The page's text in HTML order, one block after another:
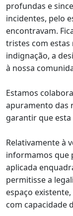
profundas e
incidentes, pelo
encontravam.
tristes com estas
indignação, a
à nossa
Estamos
apuramento das
garantir que
Relativamente à
informamos que
aplicada
permitisse a
espaço
com capacidade